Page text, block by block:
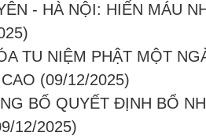
- HÀ NỘI: HIẾN MÁU
TU NIỆM PHẬT MỘT
(09/12/2025)
BỐ QUYẾT ĐỊNH BỔ
12/2025)